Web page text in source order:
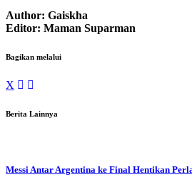
Author: Gaiskha
Editor: Maman Suparman
Bagikan melalui
X
Berita Lainnya
Messi Antar Argentina ke Final Hentikan